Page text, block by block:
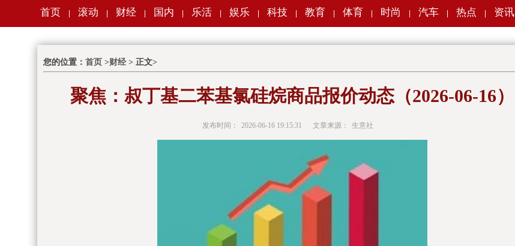
首页 滚动 财经 国内 乐活 娱乐 科技 教育 体育 时尚 汽车 热点 资讯
您的位置： 首页 >财经> 正文>
聚焦：叔丁基二苯基氯硅烷商品报价动态（2026-06-16）
发布时间： 2026-06-16 19:15:31 文章来源： 生意社